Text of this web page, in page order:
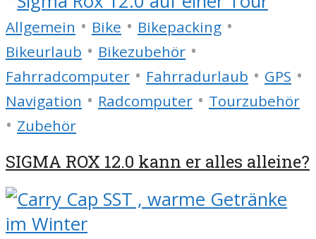
Allgemein • Bike • Bikepacking •
Bikeurlaub • Bikezubehör •
Fahrradcomputer • Fahrradurlaub • GPS •
Navigation • Radcomputer • Tourzubehör
• Zubehör
SIGMA ROX 12.0 kann er alles alleine?